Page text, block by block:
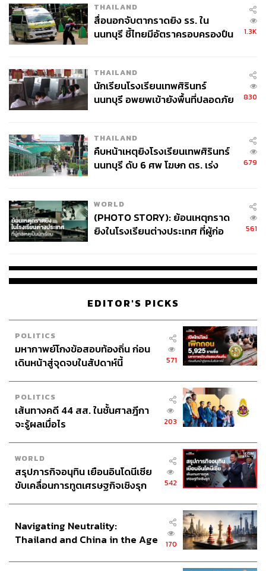
THAILAND
สื่อนอกจับตากราดยิง รร. ใน
นนทบุรี ชี้ไทยมีอัตราครอบครองปืน
1.3K
THAILAND
นักเรียนโรงเรียนเทพศิรินทร์
นนทบุรี อพยพเข้ายังพื้นที่ปลอดภัย
830
THAILAND
คืบหน้าเหตุยิงโรงเรียนเทพศิรินทร์
นนทบุรี ดับ 6 ศพ โฆษก ตร. เร่ง
679
WORLD
(PHOTO STORY): ย้อนเหตุกราด
ยิงในโรงเรียนต่างประเทศ ที่ผู้ก่อ
561
EDITOR'S PICKS
POLITICS
มหากาพย์โกงข้อสอบท้องถิ่น ก่อน
เดินหน้าสู่จุดจบในสัปดาห์นี้
571
POLITICS
เส้นทางคดี 44 สส. ในชั้นศาลฎีกา
จะรู้ผลเมื่อไร
203
WORLD
สรุปภารกิจอนุทิน เยือนอินโดนีเซีย
ขับเคลื่อนการทูตเศรษฐกิจเชิงรุก
542
Navigating Neutrality:
Thailand and China in the Age
170